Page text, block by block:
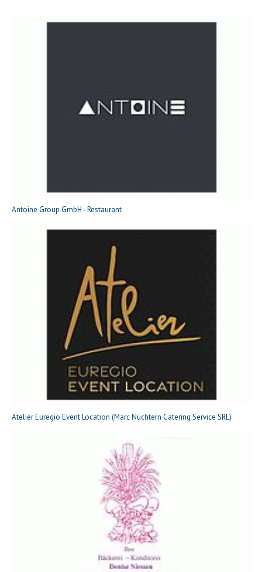
Antoine Group GmbH - Restaurant
Atelier Euregio Event Location (Marc Nüchtern Catering Service SRL)